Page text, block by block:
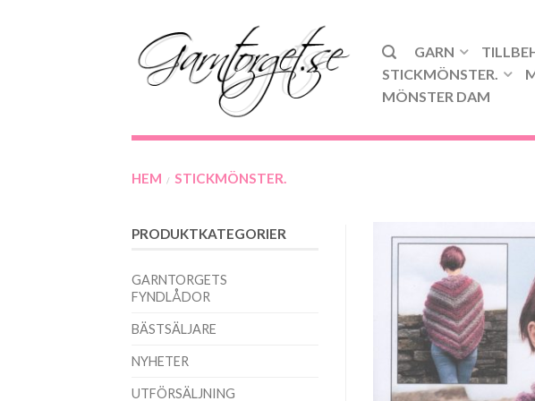
GARN
STICKMÖNSTER.
MÖNSTER DAM
HEM / STICKMÖNSTER.
PRODUKTKATEGORIER
GARNTORGETS
FYNDLÅDOR
BÄSTSÄLJARE
NYHETER
UTFÖRSÄLJNING